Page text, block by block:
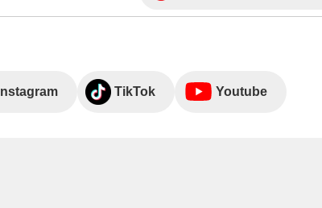
Instagram TikTok Youtube